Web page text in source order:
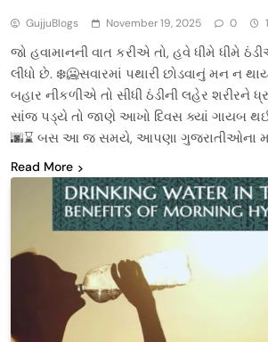
GujjuBlogs November 19, 2025 0
જો હવામાનની વાત કરીએ તો, હવે ધીમે ધીમે
લીધો છે. ❄️🥶સવારમાં પથારી છોડવાનું મન ન
બહાર નીકળીએ તો સીધી ઠંડીની લહેર શરીરને
સાંજ પડ્યે તો જાણે આખો દિવસ ક્યાં ગાયબ
🌆⌛ બસ આ જ સમયે, આપણા ગુજરાતીઓના
Read More